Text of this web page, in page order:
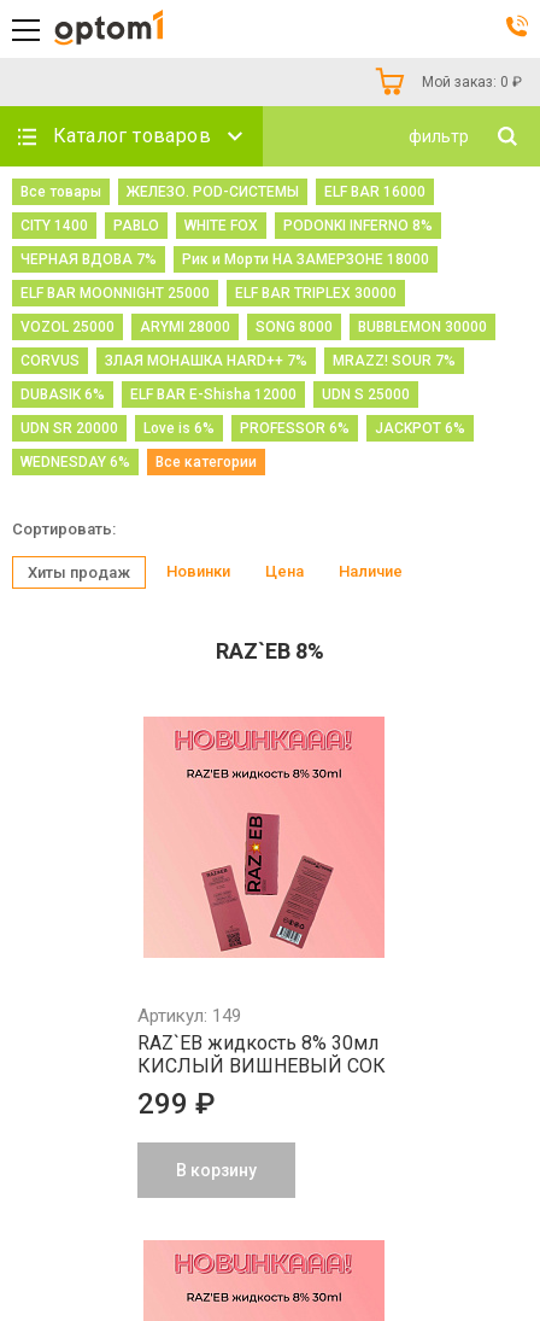
Мой заказ: 0 ₽
Каталог товаров фильтр
Все товары ЖЕЛЕЗО. POD-СИСТЕМЫ
ELF BAR 16000
CITY 1400
PABLO WHITE FOX
PODONKI INFERNO 8%
ЧЕРНАЯ ВДОВА 7%
Рик и Морти НА ЗАМЕРЗОНЕ 18000
ELF BAR MOONNIGHT 25000
ELF BAR TRIPLEX 30000
VOZOL 25000
ARYMI 28000 SONG 8000
BUBBLEMON 30000
CORVUS
ЗЛАЯ МОНАШКА HARD++ 7%
MRAZZ! SOUR 7%
DUBASIK 6%
ELF BAR E-Shisha 12000
UDN S 25000
UDN SR 20000
Love is 6% PROFESSOR 6%
JACKPOT 6%
WEDNESDAY 6%
Все категории
Сортировать:
Хиты продаж Новинки Цена Наличие
RAZ`EB 8%
Артикул: 149
RAZ`EB жидкость 8% 30мл
КИСЛЫЙ ВИШНЕВЫЙ СОК
299 ₽
В корзину